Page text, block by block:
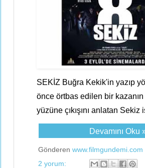
SEKİZ Buğra Kekik'in yazıp
önce örtbas edilen bir
yüzüne çıkışını anlatan Sekiz
Devamını Oku
Gönderen www.filmgundemi.com
2 yorum: